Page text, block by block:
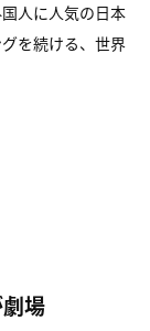
人に人気の日本
を続ける、世界
場